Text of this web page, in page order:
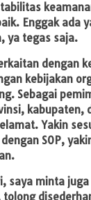
Enggak ada
ya tegas saja.
dengan
kebijakan
Sebagai
kabupaten,
Yakin
SOP,
saya minta
tolong